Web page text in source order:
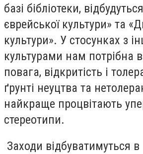
базі бібліотеки,
єврейської культури» та
культури». У стосунках з
культурами нам потрібна
повага, відкритість і
ґрунті неуцтва та
найкраще процвітають
стереотипи.
Заходи відбуватимуться